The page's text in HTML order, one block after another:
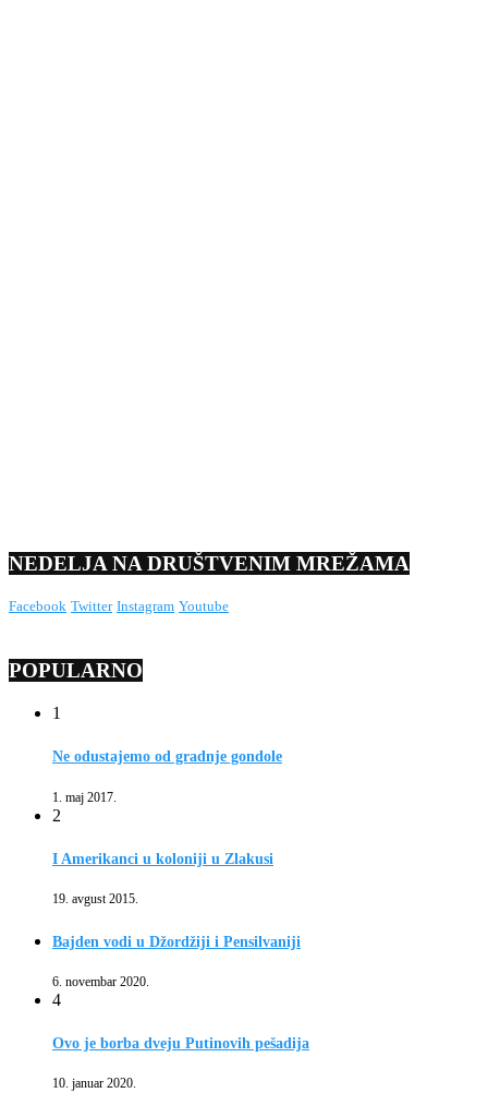
NEDELJA NA DRUŠTVENIM MREŽAMA
Facebook Twitter Instagram Youtube
POPULARNO
1
Ne odustajemo od gradnje gondole
1. maj 2017.
2
I Amerikanci u koloniji u Zlakusi
19. avgust 2015.
Bajden vodi u Džordžiji i Pensilvaniji
6. novembar 2020.
4
Ovo je borba dveju Putinovih pešadija
10. januar 2020.